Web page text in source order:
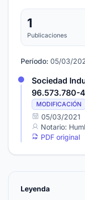
1
Publicaciones
Período: 05/03/
Sociedad
96.573.780-4
MODIFICACIÓN
05/03/2021
Notario:
PDF original
Leyenda